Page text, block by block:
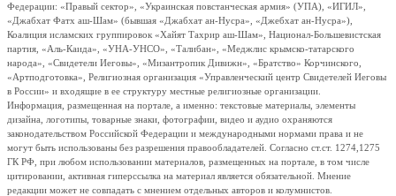
Федерации: «Правый сектор», «Украинская повстанческая армия» (УПА), «ИГИЛ»,
«Джабхат Фатх аш-Шам» (бывшая «Джабхат ан-Нусра», «Джебхат ан-Нусра»),
Коалиция исламских группировок «Хайят Тахрир аш-Шам», Национал-Большевистская
партия, «Аль-Каида», «УНА-УНСО», «Талибан», «Меджлис крымско-татарского
народа», «Свидетели Иеговы», «Мизантропик Дивижн», «Братство» Корчинского,
«Артподготовка», Религиозная организация «Управленческий центр Свидетелей Иеговы
в России» и входящие в ее структуру местные религиозные организации.
Информация, размещенная на портале, а именно: текстовые материалы, элементы
дизайна, логотипы, товарные знаки, фотографии, видео и аудио охраняются
законодательством Российской Федерации и международными нормами права и не
могут быть использованы без разрешения правообладателей. Согласно ст.ст. 1274,1275
ГК РФ, при любом использовании материалов, размещенных на портале, в том числе
цитировании, активная гиперссылка на материал является обязательной. Мнение
редакции может не совпадать с мнением отдельных авторов и колумнистов.